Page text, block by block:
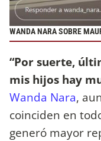
WANDA NARA SOBRE
“Por suerte,
mis hijos hay
Wanda Nara,
coinciden en
generó mayor